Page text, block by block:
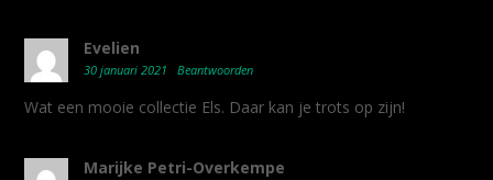
Evelien
30 januari 2021 Beantwoorden
Wat een mooie collectie Els. Daar kan je trots op zijn!
Marijke Petri-Overkempe